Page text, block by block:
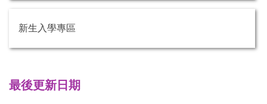
新生入學專區
最後更新日期